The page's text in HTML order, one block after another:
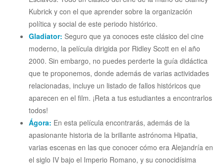
Kubrick y con el que aprender sobre la organización
política y social de este periodo histórico.
Gladiator: Seguro que ya conoces este clásico del cine
moderno, la película dirigida por Ridley Scott en el año
2000. Sin embargo, no puedes perderte la guía didáctica
que te proponemos, donde además de varias actividades
relacionadas, incluye un listado de fallos históricos que
aparecen en el film. ¡Reta a tus estudiantes a encontrarlos
todos!
Ágora: En esta película encontrarás, además de la
apasionante historia de la brillante astrónoma Hipatia,
varias escenas en las que conocer cómo era Alejandría en
el siglo IV bajo el Imperio Romano, y su conocidísima